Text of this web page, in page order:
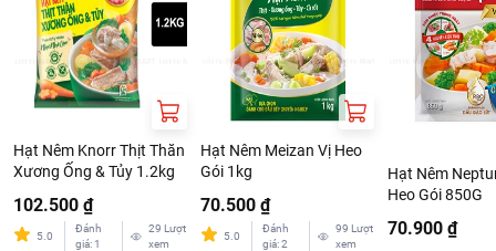
https://www.lottemart.vn/vi-nsg/faq/39
Hạt Nêm Knorr Thịt Thăn
Xương Ống & Tủy 1.2kg
102.500 ₫
5.0
Đánh
giá: 1
29 Lượt
xem
Hạt Nêm Meizan Vị Heo
Gói 1kg
70.500 ₫
5.0
Đánh
giá:2
99 Lượt
xem
Hạt Nêm
Heo Gói 850G
70.900 ₫